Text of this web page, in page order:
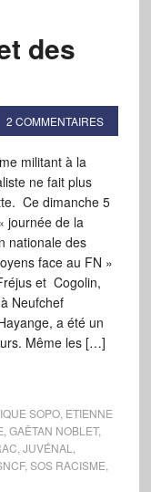
des
2 COMMENTAIRES
militant à la
ne fait plus
Ce dimanche 5
journée de la
nationale des
face au FN »
et Cogolin,
Neufchef
a été un
Même les […]
SOPO, ETIENNE
GAËTAN NOBLET,
JUVÉNAL
, SOS RACISME